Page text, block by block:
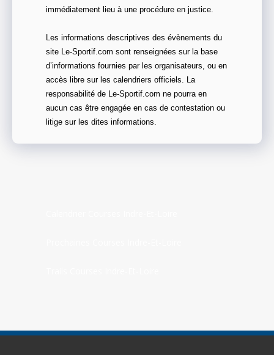
immédiatement lieu à une procédure en justice.
Les informations descriptives des évènements du
site Le-Sportif.com sont renseignées sur la base
d’informations fournies par les organisateurs, ou en
accès libre sur les calendriers officiels. La
responsabilité de Le-Sportif.com ne pourra en
aucun cas être engagée en cas de contestation ou
litige sur les dites informations.